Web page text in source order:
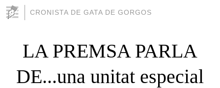
CRONISTA DE GATA DE GORGOS
LA PREMSA PARLA
DE...una unitat especial